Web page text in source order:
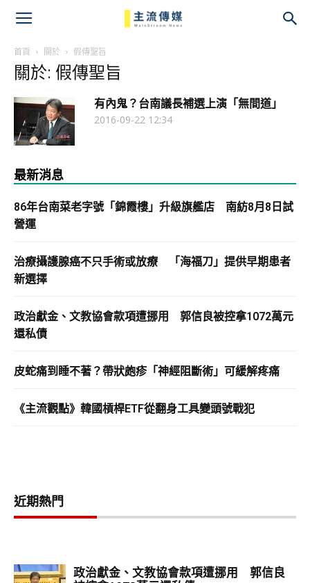
首頁 關於 假傳聖旨
關於: 假傳聖旨
有內鬼？台南議長補選上演「無間道」
2016-09-22 12:34
最新消息
86年台南菜老字號「錦霞樓」升級旗艦店 南紡8月8日試
營運
治療攝護腺癌不只手術或放療 「海福刀」提供早期患者
新選擇
政治獻金、文教協會款項遭挪用 郭信良被控拿1072萬元
還私債
皮蛇痛到睡不著？帶狀皰疹「神經阻斷術」可緩解疼痛
《主流觀點》韓國槓桿ETF從翻身工具變頭號戰犯
近期熱門